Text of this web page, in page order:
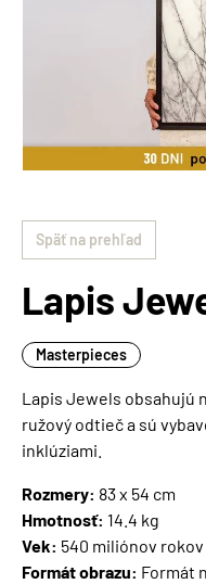
Späť na prehľad
Lapis
Masterpieces
Lapis Jewels obsahujú
ružový odtieč a sú
inklúziami.
Rozmery: 83 x 54 cm
Hmotnosť: 14.4 kg
Vek: 540 miliónov rokov
Formát obrazu: Formát